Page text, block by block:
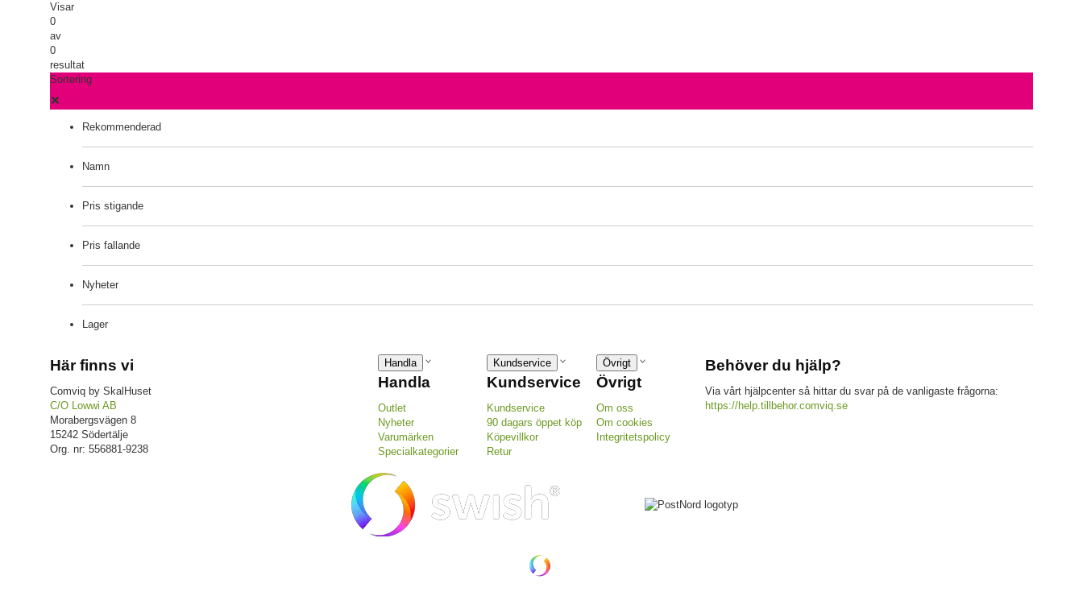
Visar
0
av
0
resultat
Sortering
Rekommenderad
Namn
Pris stigande
Pris fallande
Nyheter
Lager
Här finns vi
Comviq by SkalHuset
C/O Lowwi AB
Morabergsvägen 8
15242 Södertälje
Org. nr: 556881-9238
Handla
Handla
Outlet
Nyheter
Varumärken
Specialkategorier
Kundservice
Kundservice
Kundservice
90 dagars öppet köp
Köpevillkor
Retur
Övrigt
Övrigt
Om oss
Om cookies
Integritetspolicy
Behöver du hjälp?
Via vårt hjälpcenter så hittar du svar på de vanligaste frågorna:
https://help.tillbehor.comviq.se